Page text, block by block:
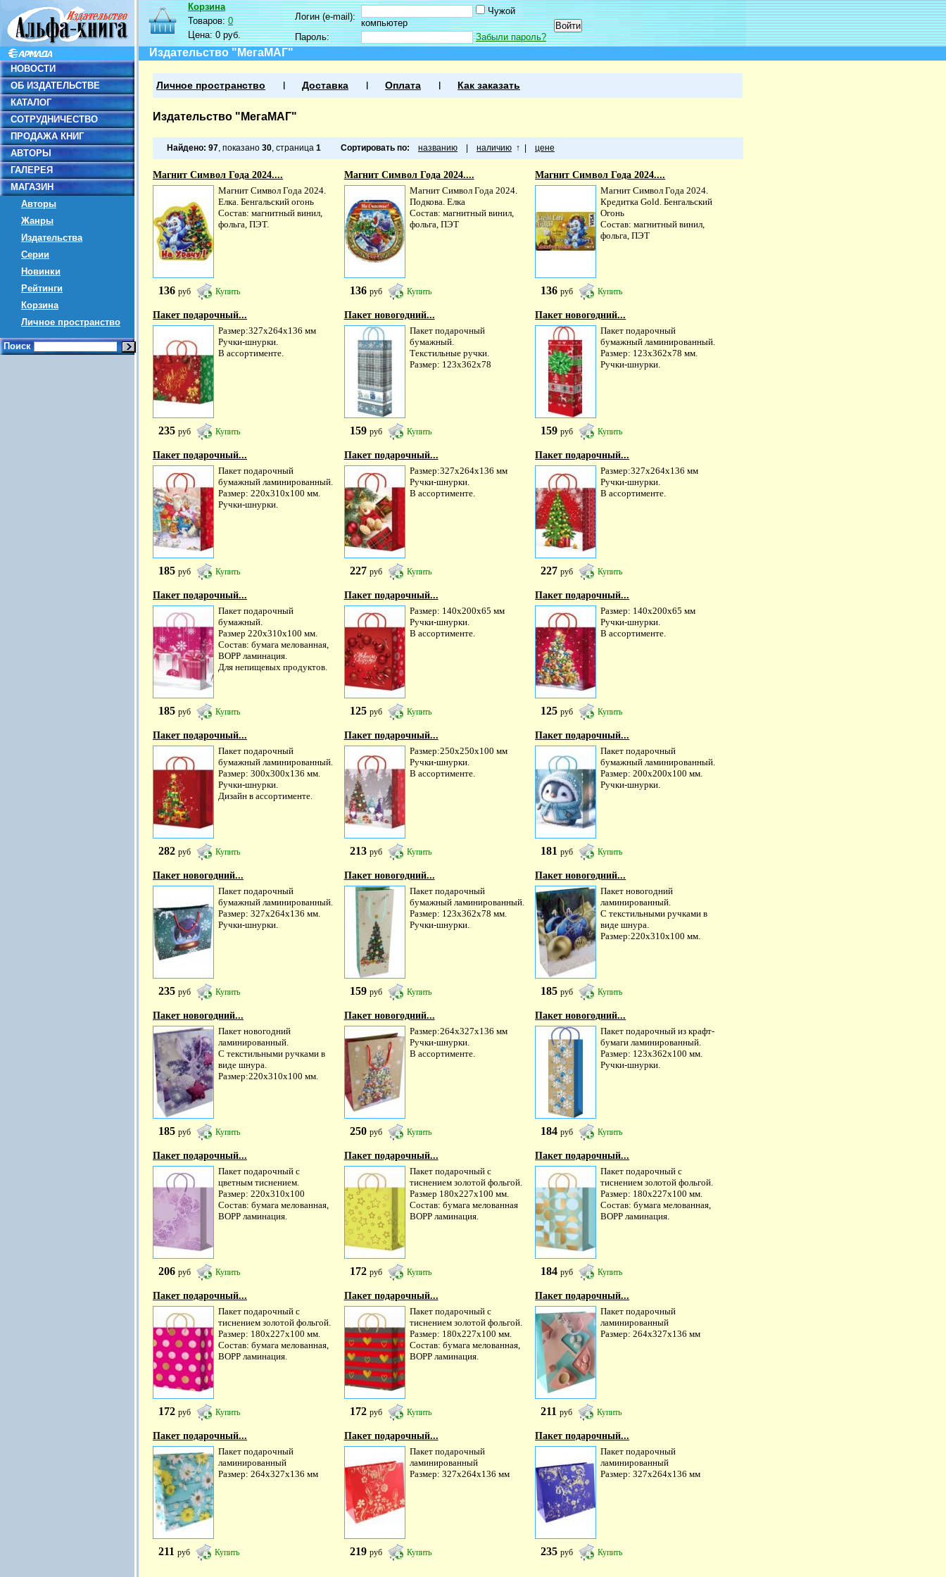
НОВОСТИ
ОБ ИЗДАТЕЛЬСТВЕ
КАТАЛОГ
СОТРУДНИЧЕСТВО
ПРОДАЖА КНИГ
АВТОРЫ
ГАЛЕРЕЯ
МАГАЗИН
Авторы
Жанры
Издательства
Серии
Новинки
Рейтинги
Корзина
Личное пространство
Поиск
Корзина
Товаров:0
Цена:0 руб.
Логин (e-mail):
Чужой
компьютер
Пароль:
Забыли пароль?
Издательство "МегаМАГ"
Личное пространство Доставка Оплата Как заказать
Издательство "МегаМАГ"
Найдено: 97, показано 30, страница 1 Сортировать по: названию наличию ↑ цене
Магнит Символ Года 2024....
Магнит Символ Года 2024.
Елка. Бенгальский огонь
Состав: магнитный винил,
фольга, ПЭТ.
136 руб Купить
Магнит Символ Года 2024....
Магнит Символ Года 2024.
Подкова. Елка
Состав: магнитный винил,
фольга, ПЭТ
136 руб Купить
Магнит Символ Года 2024....
Магнит Символ Года 2024.
Кредитка Gold. Бенгальский
Огонь
Состав: магнитный винил,
фольга, ПЭТ
136руб Купить
Пакет подарочный...
Размер:327х264х136 мм
Ручки-шнурки.
В ассортименте.
235 руб Купить
Пакет новогодний...
Пакет подарочный
бумажный.
Текстильные ручки.
Размер: 123х362х78
159 руб Купить
Пакет новогодний...
Пакет подарочный
бумажный ламинированный.
Размер: 123х362х78 мм.
Ручки-шнурки.
159руб Купить
Пакет подарочный...
Пакет подарочный
бумажный ламинированный.
Размер: 220х310х100 мм.
Ручки-шнурки.
185 руб Купить
Пакет подарочный...
Размер:327х264х136 мм
Ручки-шнурки.
В ассортименте.
227 руб Купить
Пакет подарочный...
Размер:327х264х136 мм
Ручки-шнурки.
В ассортименте.
227руб Купить
Пакет подарочный...
Пакет подарочный
бумажный.
Размер 220х310х100 мм.
Состав: бумага мелованная,
ВОРР ламинация.
Для непищевых продуктов.
185 руб Купить
Пакет подарочный...
Размер: 140х200х65 мм
Ручки-шнурки.
В ассортименте.
125 руб Купить
Пакет подарочный...
Размер: 140х200х65 мм
Ручки-шнурки.
В ассортименте.
125руб Купить
Пакет подарочный...
Пакет подарочный
бумажный ламинированный.
Размер: 300х300х136 мм.
Ручки-шнурки.
Дизайн в ассортименте.
282 руб Купить
Пакет подарочный...
Размер:250х250х100 мм
Ручки-шнурки.
В ассортименте.
213 руб Купить
Пакет подарочный...
Пакет подарочный
бумажный ламинированный.
Размер: 200х200х100 мм.
Ручки-шнурки.
181руб Купить
Пакет новогодний...
Пакет подарочный
бумажный ламинированный.
Размер: 327х264х136 мм.
Ручки-шнурки.
235 руб Купить
Пакет новогодний...
Пакет подарочный
бумажный ламинированный.
Размер: 123х362х78 мм.
Ручки-шнурки.
159 руб Купить
Пакет новогодний...
Пакет новогодний
ламинированный.
С текстильными ручками в
виде шнура.
Размер:220х310х100 мм.
185руб Купить
Пакет новогодний...
Пакет новогодний
ламинированный.
С текстильными ручками в
виде шнура.
Размер:220х310х100 мм.
185 руб Купить
Пакет новогодний...
Размер:264х327х136 мм
Ручки-шнурки.
В ассортименте.
250 руб Купить
Пакет новогодний...
Пакет подарочный из крафт-
бумаги ламинированный.
Размер: 123х362х100 мм.
Ручки-шнурки.
184руб Купить
Пакет подарочный...
Пакет подарочный с
цветным тиснением.
Размер: 220х310х100
Состав: бумага мелованная,
ВОРР ламинация.
206 руб Купить
Пакет подарочный...
Пакет подарочный с
тиснением золотой фольгой.
Размер 180х227х100 мм.
Состав: бумага мелованная
ВОРР ламинация.
172 руб Купить
Пакет подарочный...
Пакет подарочный с
тиснением золотой фольгой.
Размер: 180х227х100 мм.
Состав: бумага мелованная,
ВОРР ламинация.
184руб Купить
Пакет подарочный...
Пакет подарочный с
тиснением золотой фольгой.
Размер: 180х227х100 мм.
Состав: бумага мелованная,
ВОРР ламинация.
172 руб Купить
Пакет подарочный...
Пакет подарочный с
тиснением золотой фольгой.
Размер: 180х227х100 мм.
Состав: бумага мелованная,
ВОРР ламинация.
172 руб Купить
Пакет подарочный...
Пакет подарочный
ламинированный
Размер: 264х327х136 мм
211руб Купить
Пакет подарочный...
Пакет подарочный
ламинированный
Размер: 264х327х136 мм
211 руб Купить
Пакет подарочный...
Пакет подарочный
ламинированный
Размер: 327х264х136 мм
219 руб Купить
Пакет подарочный...
Пакет подарочный
ламинированный
Размер: 327х264х136 мм
235руб Купить